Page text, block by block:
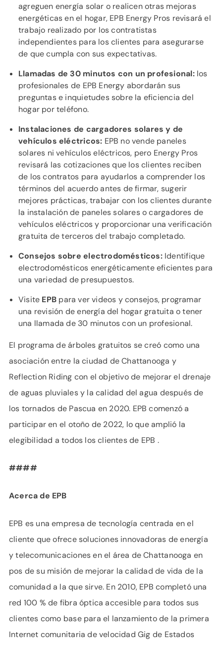
agreguen energía solar o realicen otras mejoras
energéticas en el hogar, EPB Energy Pros revisará el
trabajo realizado por los contratistas
independientes para los clientes para asegurarse
de que cumpla con sus expectativas.
Llamadas de 30 minutos con un profesional:los
profesionales de EPB Energy abordarán sus
preguntas e inquietudes sobre la eficiencia del
hogar por teléfono.
Instalaciones de cargadores solares y de
vehículos eléctricos: EPB no vende paneles
solares ni vehículos eléctricos, pero Energy Pros
revisará las cotizaciones que los clientes reciben
de los contratos para ayudarlos a comprender los
términos del acuerdo antes de firmar, sugerir
mejores prácticas, trabajar con los clientes durante
la instalación de paneles solares o cargadores de
vehículos eléctricos y proporcionar una verificación
gratuita de terceros del trabajo completado.
Consejos sobre electrodomésticos:Identifique
electrodomésticos energéticamente eficientes para
una variedad de presupuestos.
Visite EPB para ver videos y consejos, programar
una revisión de energía del hogar gratuita o tener
una llamada de 30 minutos con un profesional.
El programa de árboles gratuitos se creó como una
asociación entre la ciudad de Chattanooga y
Reflection Riding con el objetivo de mejorar el drenaje
de aguas pluviales y la calidad del agua después de
los tornados de Pascua en 2020. EPB comenzó a
participar en el otoño de 2022, lo que amplió la
elegibilidad a todos los clientes de EPB .
####
Acerca de EPB
EPB es una empresa de tecnología centrada en el
cliente que ofrece soluciones innovadoras de energía
y telecomunicaciones en el área de Chattanooga en
pos de su misión de mejorar la calidad de vida de la
comunidad a la que sirve. En 2010, EPB completó una
red 100 % de fibra óptica accesible para todos sus
clientes como base para el lanzamiento de la primera
Internet comunitaria de velocidad Gig de Estados